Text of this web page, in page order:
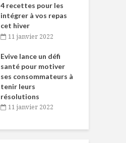
4 recettes pour les
intégrer à vos repas
cet hiver
11 janvier 2022
Evive lance un défi
santé pour motiver
ses consommateurs à
tenir leurs
résolutions
11 janvier 2022